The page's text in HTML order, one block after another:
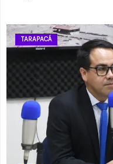
TARAPACÁ